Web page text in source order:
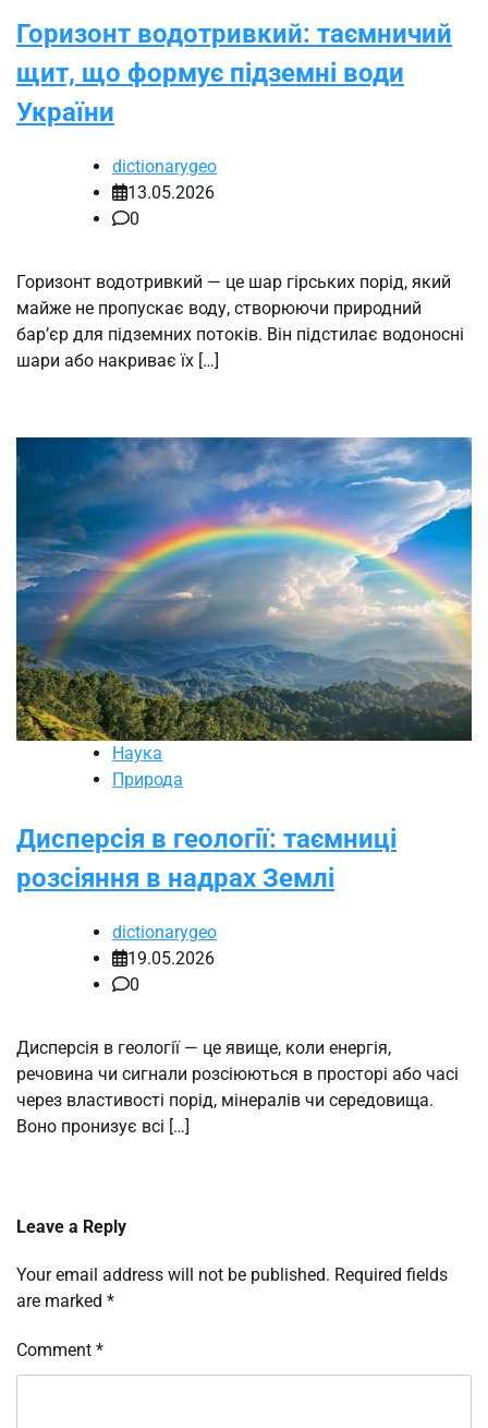
Горизонт водотривкий: таємничий
щит, що формує підземні води
України
dictionarygeo
13.05.2026
0
Горизонт водотривкий — це шар гірських порід, який
майже не пропускає воду, створюючи природний
бар’єр для підземних потоків. Він підстилає водоносні
шари або накриває їх […]
Наука
Природа
Дисперсія в геології: таємниці
розсіяння в надрах Землі
dictionarygeo
19.05.2026
0
Дисперсія в геології — це явище, коли енергія,
речовина чи сигнали розсіюються в просторі або часі
через властивості порід, мінералів чи середовища.
Воно пронизує всі […]
Leave a Reply
Your email address will not be published. Required fields
are marked *
Comment *